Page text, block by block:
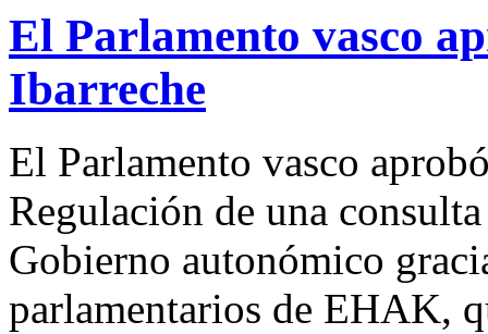
El Parlamento vasco
Ibarreche
El Parlamento vasco
Regulación de una
Gobierno autonómico
parlamentarios de EHAK,